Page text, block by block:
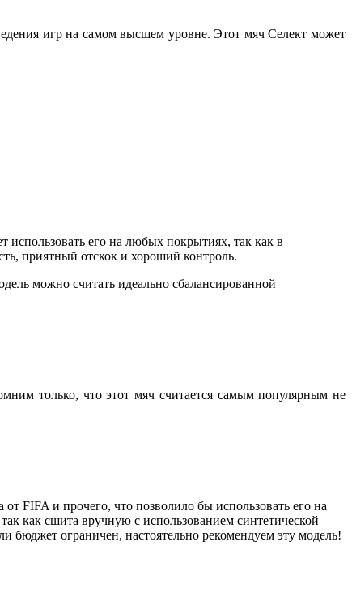
игр на самом высшем уровне. Этот мяч Селект может
использовать его на любых покрытиях, так как в
приятный отскок и хороший контроль.
можно считать идеально сбалансированной
только, что этот мяч считается самым популярным не
FIFA и прочего, что позволило бы использовать его на
как сшита вручную с использованием синтетической
бюджет ограничен, настоятельно рекомендуем эту модель!